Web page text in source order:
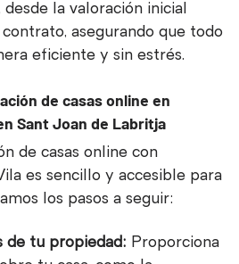
la valoración inicial
asegurando que todo
eficiente y sin estrés.
de casas online en
Sant Joan de Labritja
de casas online con
es sencillo y accesible para
los pasos a seguir:
de tu propiedad: Proporciona